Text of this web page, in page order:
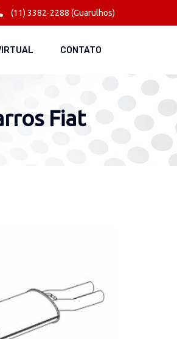
(11) 3382-2288 (Guarulhos)
CONTATO
Fiat